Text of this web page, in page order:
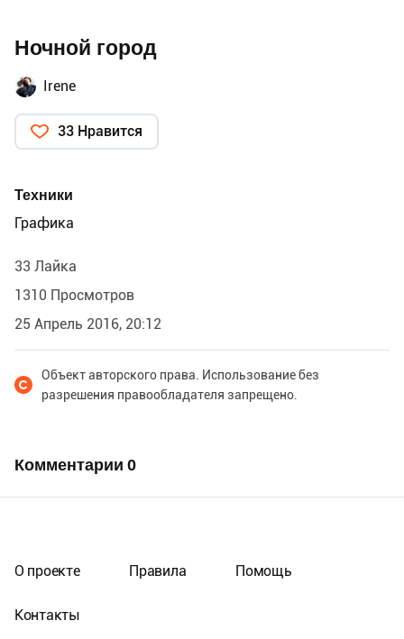
Ночной город
Irene
33 Нравится
Техники
Графика
33 Лайка
1310 Просмотров
25 Апрель 2016, 20:12
Объект авторского права. Использование без
разрешения правообладателя запрещено.
Комментарии 0
О проекте Правила Помощь
Контакты